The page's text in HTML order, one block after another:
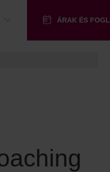
ÁRAK ÉS